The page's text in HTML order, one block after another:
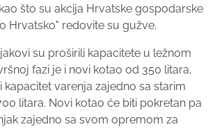
što su akcija Hrvatske gospodarske
Hrvatsko" redovite su gužve.
su proširili kapacitete u ležnom
fazi je i novi kotao od 350 litara,
kapacitet varenja zajedno sa starim
litara. Novi kotao će biti pokretan pa
zajedno sa svom opremom za